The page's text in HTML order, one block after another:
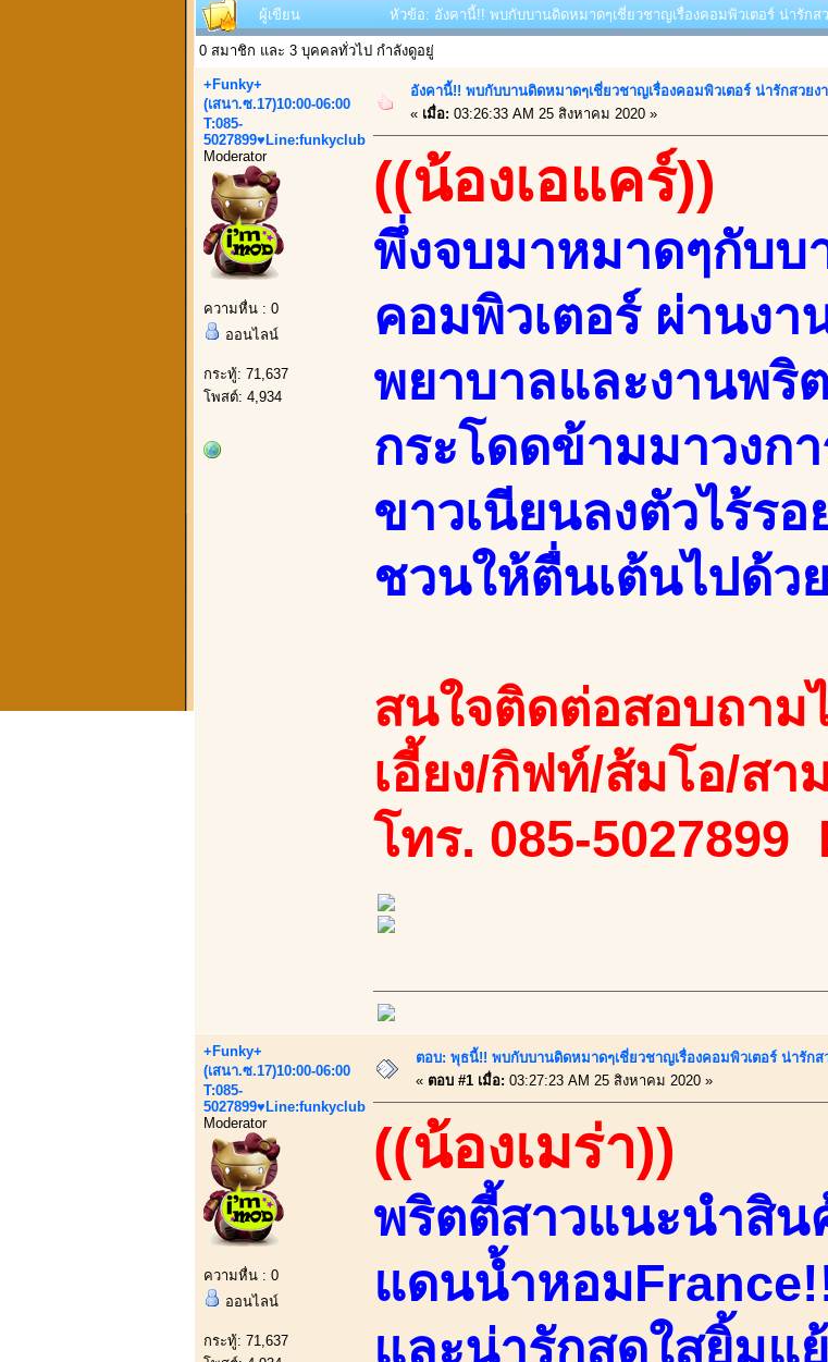
ผู้เขียน หัวข้อ: อังคานี้!! พบกับบานดิดหมาดๆเชี่ยวชาญเรื่องคอมพิวเตอร์ น่ารักส
0 สมาชิก และ 3 บุคคลทั่วไป กำลังดูอยู่
+Funky+
(เสนา.ซ.17)10:00-06:00
T:085-
5027899♥Line:funkyclub
Moderator
ความหื่น : 0
ออนไลน์
กระทู้: 71,637
โพสต์: 4,934
อังคานี้!! พบกับบานดิดหมาดๆเชี่ยวชาญเรื่องคอมพิวเตอร์ น่ารักสวยง
« เมื่อ: 03:26:33 AM 25 สิงหาคม 2020 »
((น้องเอแคร์))
พึ่งจบมาหมาดๆกับบ
คอมพิวเตอร์ ผ่านง
พยาบาลและงานพริ
กระโดดข้ามมาวงก
ขาวเนียนลงตัวไร้ร
ชวนให้ตื่นเต้นไปด้ว
สนใจติดต่อสอบถาม
เอี้ยง/กิฟท์/ส้มโอ/สา
โทร. 085-
+Funky+
(เสนา.ซ.17)10:00-06:00
T:085-
5027899♥Line:funkyclub
Moderator
ความหื่น : 0
ออนไลน์
กระทู้: 71,637
ตอบ: พุธนี้!! พบกับบานดิดหมาดๆเชี่ยวชาญเรื่องคอมพิวเตอร์ น่ารักส
« ตอบ #1 เมื่อ: 03:27:23 AM 25 สิงหาคม 2020 »
((น้องเมร่า))
พริตตี้สาวแนะนำสิน
แดนน้ำหอม
และน่ารักสดใสยิ้มแ